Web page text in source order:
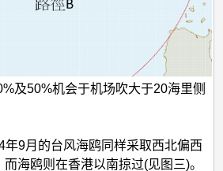
及50%机会于机场吹大于20海里侧
9月的台风海鸥同样采取西北偏西
海鸥则在香港以南掠过(见图三)。